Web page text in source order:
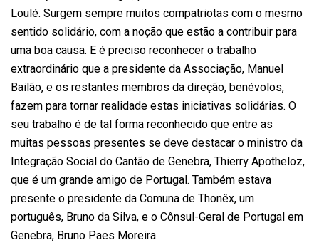
Loulé. Surgem sempre muitos compatriotas com o mesmo
sentido solidário, com a noção que estão a contribuir para
uma boa causa. E é preciso reconhecer o trabalho
extraordinário que a presidente da Associação, Manuel
Bailão, e os restantes membros da direção, benévolos,
fazem para tornar realidade estas iniciativas solidárias. O
seu trabalho é de tal forma reconhecido que entre as
muitas pessoas presentes se deve destacar o ministro da
Integração Social do Cantão de Genebra, Thierry Apotheloz,
que é um grande amigo de Portugal. Também estava
presente o presidente da Comuna de Thonêx, um
português, Bruno da Silva, e o Cônsul-Geral de Portugal em
Genebra, Bruno Paes Moreira.